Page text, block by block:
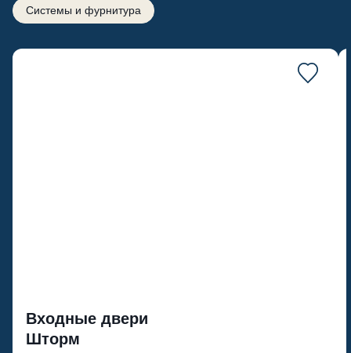
Системы и фурнитура
Входные двери
Шторм